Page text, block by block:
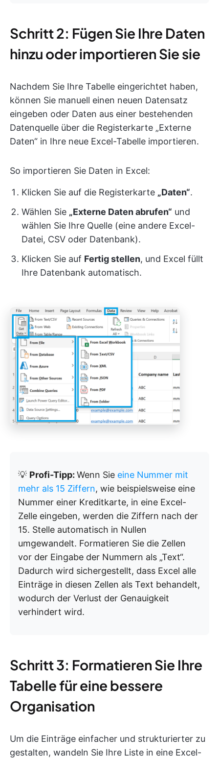
Schritt 2: Fügen Sie Ihre Daten
hinzu oder importieren Sie sie
Nachdem Sie Ihre Tabelle eingerichtet haben,
können Sie manuell einen neuen Datensatz
eingeben oder Daten aus einer bestehenden
Datenquelle über die Registerkarte „Externe
Daten“ in Ihre neue Excel-Tabelle importieren.
So importieren Sie Daten in Excel:
Klicken Sie auf die Registerkarte „Daten“.
Wählen Sie „Externe Daten abrufen“ und
wählen Sie Ihre Quelle (eine andere Excel-
Datei, CSV oder Datenbank).
Klicken Sie auf Fertig stellen, und Excel füllt
Ihre Datenbank automatisch.
💡 Profi-Tipp: Wenn Sie eine Nummer mit
mehr als 15 Ziffern, wie beispielsweise eine
Nummer einer Kreditkarte, in eine Excel-
Zelle eingeben, werden die Ziffern nach der
15. Stelle automatisch in Nullen
umgewandelt. Formatieren Sie die Zellen
vor der Eingabe der Nummern als „Text“.
Dadurch wird sichergestellt, dass Excel alle
Einträge in diesen Zellen als Text behandelt,
wodurch der Verlust der Genauigkeit
verhindert wird.
Schritt 3: Formatieren Sie Ihre
Tabelle für eine bessere
Organisation
Um die Einträge einfacher und strukturierter zu
gestalten, wandeln Sie Ihre Liste in eine Excel-